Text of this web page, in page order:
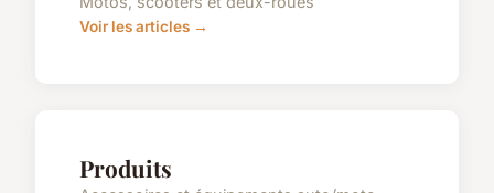
Voir les articles →
Produits